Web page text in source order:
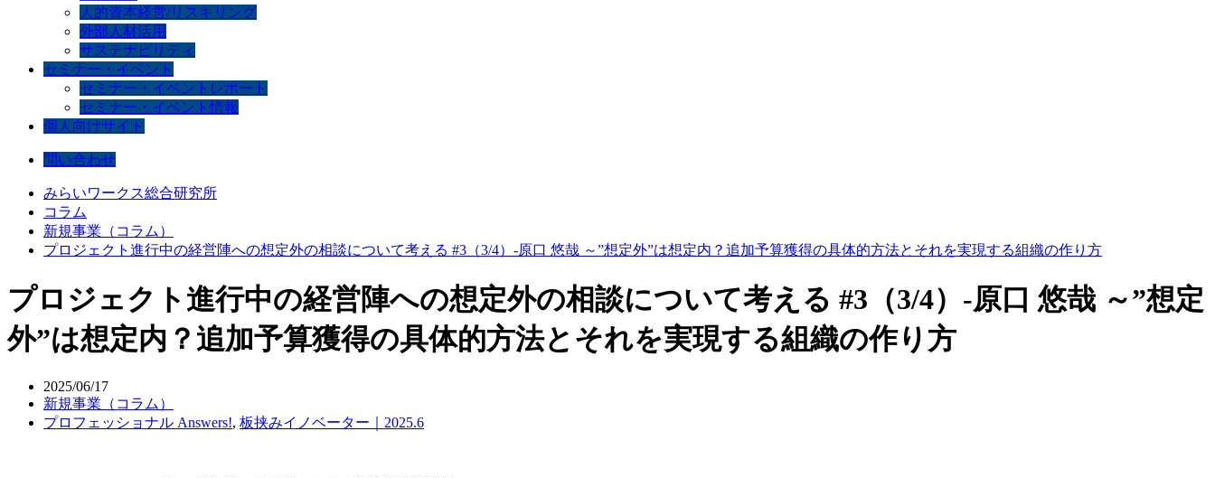
人的資本経営/リスキリング
外部人材活用
サステナビリティ
セミナー・イベント
セミナー・イベントレポート
セミナー・イベント情報
個人向けサイト
問い合わせ
みらいワークス総合研究所
コラム
新規事業（コラム）
プロジェクト進行中の経営陣への想定外の相談について考える #3（3/4）-原口 悠哉 ～”想定外”は想定内？追加予算獲得の具体的方法とそれを実現する組織の作り方
プロジェクト進行中の経営陣への想定外の相談について考える #3（3/4）-原口 悠哉 ～”想定
外”は想定内？追加予算獲得の具体的方法とそれを実現する組織の作り方
2025/06/17
新規事業（コラム）
プロフェッショナル Answers!, 板挟みイノベーター｜2025.6